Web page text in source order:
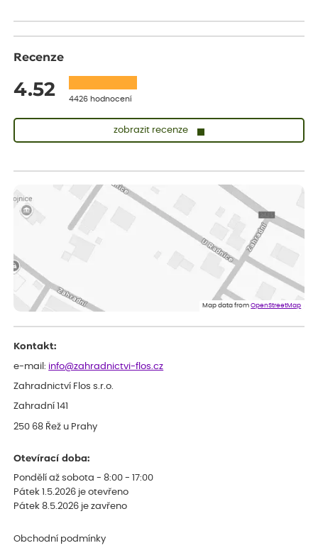
Recenze
4.52 4426 hodnocení
zobrazit recenze
Vše přišlo velice rychle krásně zabalené. Rostlinky po přesazení
velice dobře prospívají
Jarda
Dobrý den, byli jsme spokojeni
Eshop, objednání bylo v pořádku, žádný problém. Jen jsem byla
smutná z dodávky jedné kytky, která nebyla v nejlepší kondici a i
Map data fromOpenStreetMap
Kontakt:
e-mail: info@zahradnictvi-flos.cz
Zahradnictví Flos s.r.o.
Zahradní 141
250 68 Řež u Prahy
Otevírací doba:
Pondělí až sobota - 8:00 - 17:00
Pátek 1.5.2026 je otevřeno
Pátek 8.5.2026 je zavřeno
Obchodní podmínky